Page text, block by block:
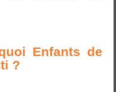
Enfants de
?